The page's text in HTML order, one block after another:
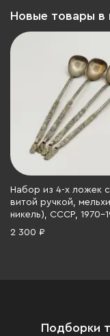
Новые товары в
Набор из 4-х ложек
витой ручкой,
никель), СССР, 1970-
2 300 ₽
Подборки